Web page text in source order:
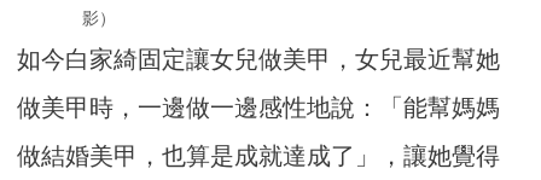
影）
如今白家綺固定讓女兒做美甲，女兒最近幫她
做美甲時，一邊做一邊感性地說：「能幫媽媽
做結婚美甲，也算是成就達成了」，讓她覺得